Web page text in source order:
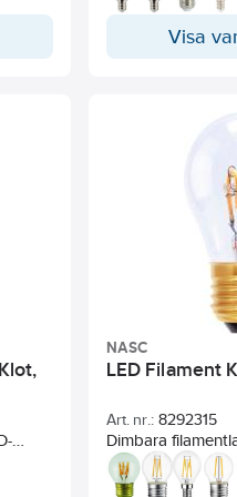
Visa
NASC
LED Filament
Art. nr.: 8292315
Dimbara
som
utomhus. Ger ett